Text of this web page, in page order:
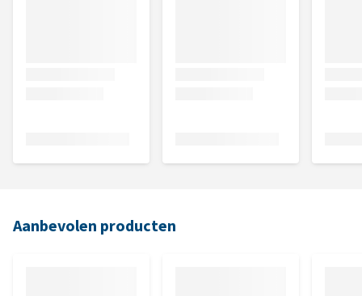
Aanbevolen producten